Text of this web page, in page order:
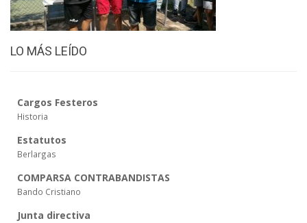
LO MÁS LEÍDO
Cargos Festeros
Historia
Estatutos
Berlargas
COMPARSA CONTRABANDISTAS
Bando Cristiano
Junta directiva